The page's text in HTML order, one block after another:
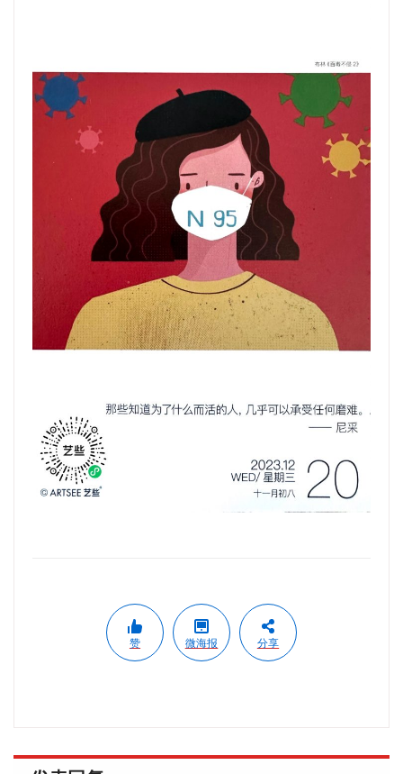
赞 微海报 分享